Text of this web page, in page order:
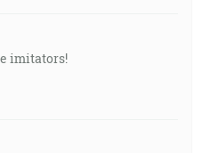
imitators!